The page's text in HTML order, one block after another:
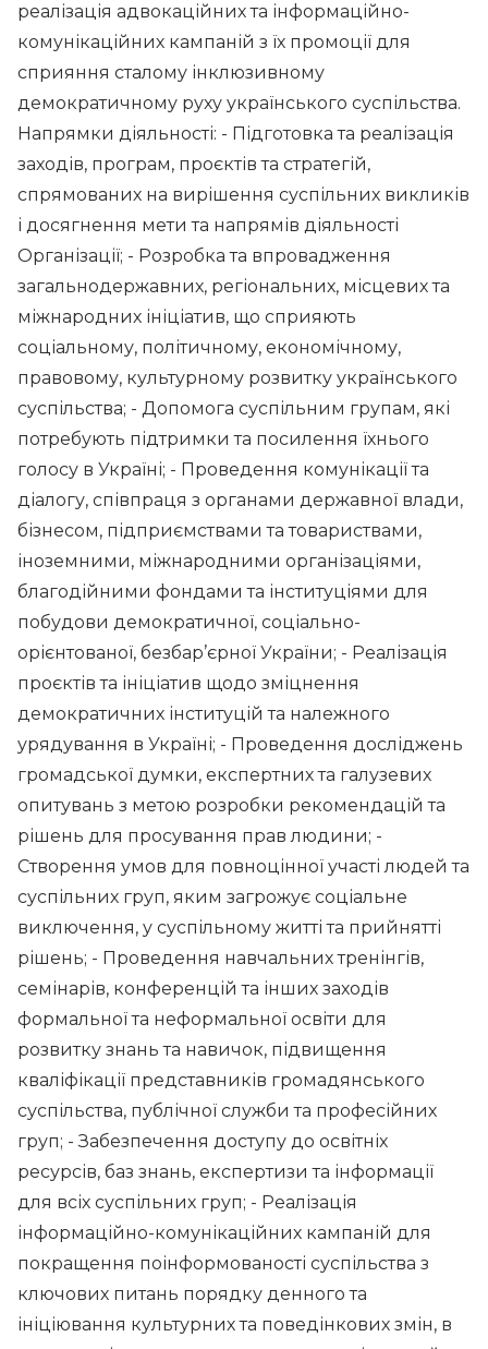
реалізація адвокаційних та інформаційно-
комунікаційних кампаній з їх промоції для
сприяння сталому інклюзивному
демократичному руху українського суспільства.
Напрямки діяльності: - Підготовка та реалізація
заходів, програм, проєктів та стратегій,
спрямованих на вирішення суспільних викликів
і досягнення мети та напрямів діяльності
Організації; - Розробка та впровадження
загальнодержавних, регіональних, місцевих та
міжнародних ініціатив, що сприяють
соціальному, політичному, економічному,
правовому, культурному розвитку українського
суспільства; - Допомога суспільним групам, які
потребують підтримки та посилення їхнього
голосу в Україні; - Проведення комунікації та
діалогу, співпраця з органами державної влади,
бізнесом, підприємствами та товариствами,
іноземними, міжнародними організаціями,
благодійними фондами та інституціями для
побудови демократичної, соціально-
орієнтованої, безбар’єрної України; - Реалізація
проєктів та ініціатив щодо зміцнення
демократичних інституцій та належного
урядування в Україні; - Проведення досліджень
громадської думки, експертних та галузевих
опитувань з метою розробки рекомендацій та
рішень для просування прав людини; -
Створення умов для повноцінної участі людей та
суспільних груп, яким загрожує соціальне
виключення, у суспільному житті та прийнятті
рішень; - Проведення навчальних тренінгів,
семінарів, конференцій та інших заходів
формальної та неформальної освіти для
розвитку знань та навичок, підвищення
кваліфікації представників громадянського
суспільства, публічної служби та професійних
груп; - Забезпечення доступу до освітніх
ресурсів, баз знань, експертизи та інформації
для всіх суспільних груп; - Реалізація
інформаційно-комунікаційних кампаній для
покращення поінформованості суспільства з
ключових питань порядку денного та
ініціювання культурних та поведінкових змін, в